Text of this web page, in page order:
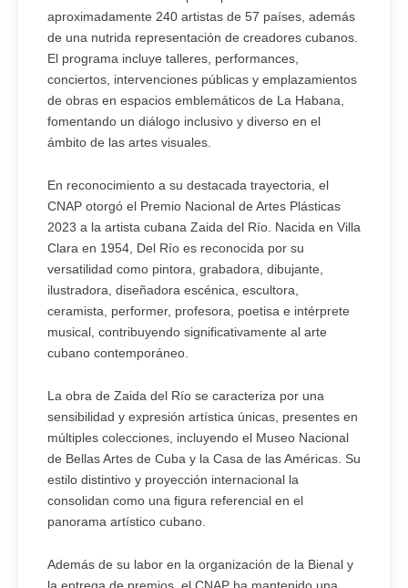
aproximadamente 240 artistas de 57 países, además
de una nutrida representación de creadores cubanos.
El programa incluye talleres, performances,
conciertos, intervenciones públicas y emplazamientos
de obras en espacios emblemáticos de La Habana,
fomentando un diálogo inclusivo y diverso en el
ámbito de las artes visuales.
En reconocimiento a su destacada trayectoria, el
CNAP otorgó el Premio Nacional de Artes Plásticas
2023 a la artista cubana Zaida del Río. Nacida en Villa
Clara en 1954, Del Río es reconocida por su
versatilidad como pintora, grabadora, dibujante,
ilustradora, diseñadora escénica, escultora,
ceramista, performer, profesora, poetisa e intérprete
musical, contribuyendo significativamente al arte
cubano contemporáneo.
La obra de Zaida del Río se caracteriza por una
sensibilidad y expresión artística únicas, presentes en
múltiples colecciones, incluyendo el Museo Nacional
de Bellas Artes de Cuba y la Casa de las Américas. Su
estilo distintivo y proyección internacional la
consolidan como una figura referencial en el
panorama artístico cubano.
Además de su labor en la organización de la Bienal y